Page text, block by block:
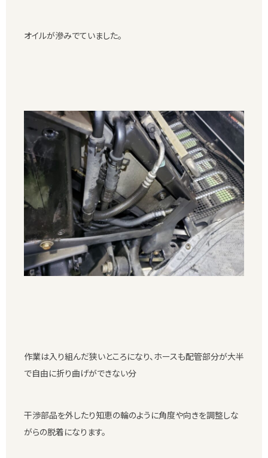
オイルが滲みでていました。
作業は入り組んだ狭いところになり、ホースも配管部分が大半
で自由に折り曲げができない分
干渉部品を外したり知恵の輪のように角度や向きを調整しな
がらの脱着になります。